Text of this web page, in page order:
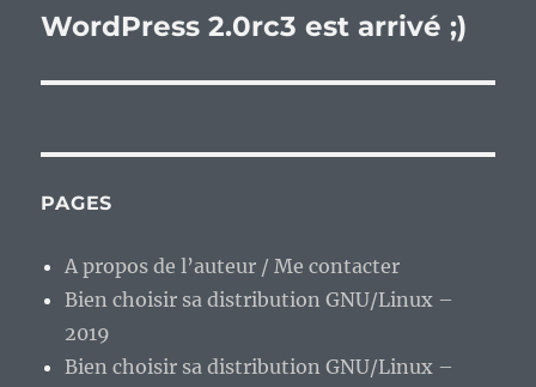
Publication
WordPress 2.0rc3 est arrivé ;)
PAGES
A propos de l’auteur / Me contacter
Bien choisir sa distribution GNU/Linux –
2019
Bien choisir sa distribution GNU/Linux –